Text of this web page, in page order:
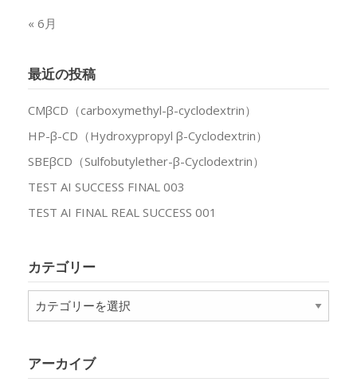
« 6月
最近の投稿
CMβCD（carboxymethyl-β-cyclodextrin）
HP-β-CD（Hydroxypropyl β-Cyclodextrin）
SBEβCD（Sulfobutylether-β-Cyclodextrin）
TEST AI SUCCESS FINAL 003
TEST AI FINAL REAL SUCCESS 001
カテゴリー
テ
ー
アーカイブ